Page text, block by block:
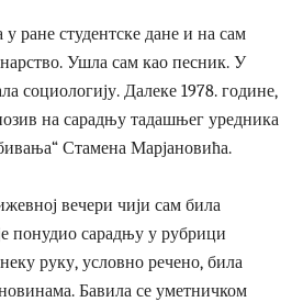
ране студентске дане и на сам
Ушла сам као песник. У
социологију. Далеке 1978. године,
на сарадњу тадашњег уредника
Стамена Марјановића.
вечери чији сам била
понудио сарадњу у рубрици
неку руку, условно речено, била
Бавила се уметничком